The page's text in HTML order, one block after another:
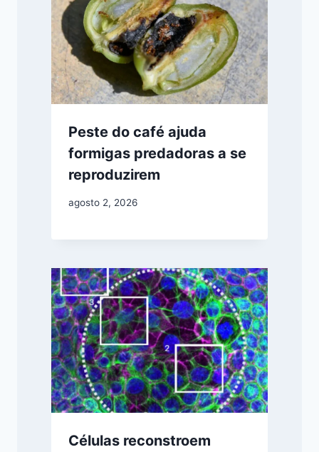
Peste do café ajuda
formigas predadoras a se
reproduzirem
agosto 2, 2026
Células reconstroem